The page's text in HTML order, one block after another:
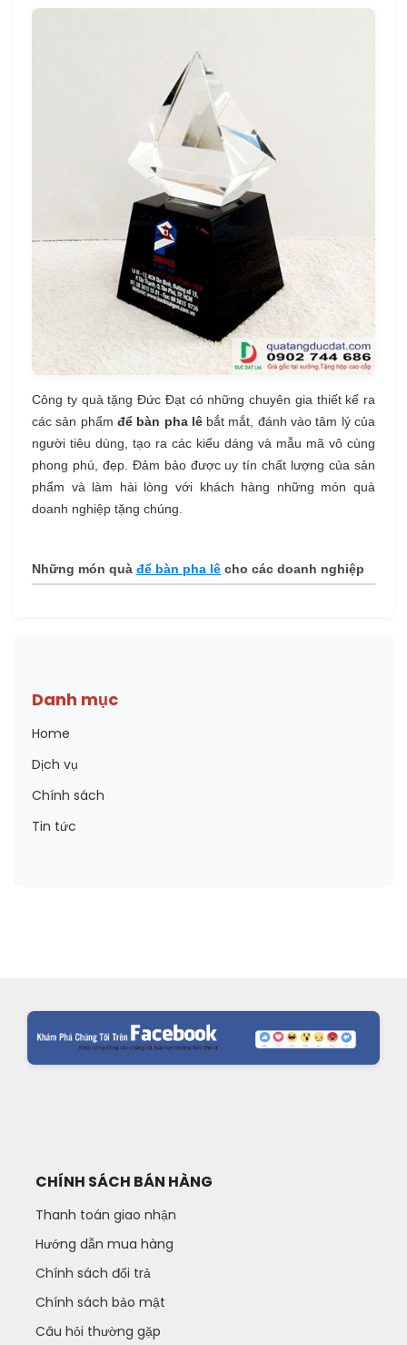
Công ty quà tặng Đức Đạt có những chuyên gia thiết kế ra
các sản phẩm để bàn pha lêbắt mắt, đánh vào tâm lý của
người tiêu dùng, tạo ra các kiểu dáng và mẫu mã vô cùng
phong phú, đẹp. Đảm bảo được uy tín chất lượng của sản
phẩm và làm hài lòng với khách hàng những món quà
doanh nghiệp tặng chúng.
Những món quà để bàn pha lê cho các doanh nghiệp
Danh mục
Home
Dịch vụ
Chính sách
Tin tức
CHÍNH SÁCH BÁN HÀNG
Thanh toán giao nhận
Hướng dẫn mua hàng
Chính sách đổi trả
Chính sách bảo mật
Câu hỏi thường gặp